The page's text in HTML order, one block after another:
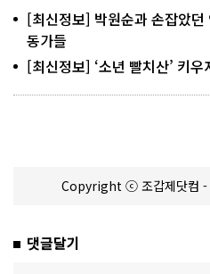
[최신정보] 박원순과 손잡았
동가들
[최신정보] ‘소년 빨치산’ 키
Copyright ⓒ 조갑제닷컴 -
댓글달기